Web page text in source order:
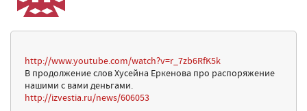
http://www.youtube.com/watch?v=r_7zb6RfK5k
В продолжение слов Хусейна Еркенова про распоряжение
нашими с вами деньгами.
http://izvestia.ru/news/606053